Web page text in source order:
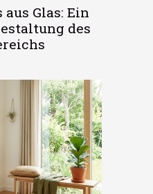
aus Glas: Ein
des